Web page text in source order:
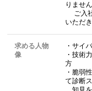
りません
ご入社
いただ
求める人物
像
・サイ
・技術
方
・脆弱
て診断